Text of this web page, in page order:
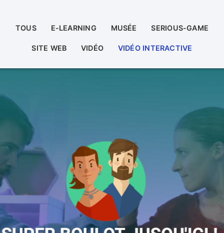
TOUS E-LEARNING MUSÉE SERIOUS-GAME
SITE WEB VIDÉO VIDÉO INTERACTIVE